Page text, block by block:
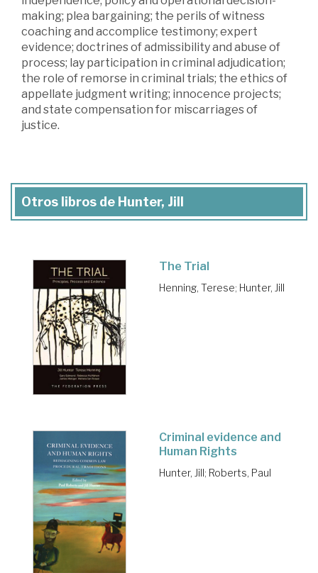
making; plea bargaining; the perils of witness
coaching and accomplice testimony; expert
evidence; doctrines of admissibility and abuse of
process; lay participation in criminal adjudication;
the role of remorse in criminal trials; the ethics of
appellate judgment writing; innocence projects;
and state compensation for miscarriages of
justice.
Otros libros de Hunter, Jill
The Trial
Henning, Terese; Hunter, Jill
Criminal evidence and
Human Rights
Hunter, Jill; Roberts, Paul